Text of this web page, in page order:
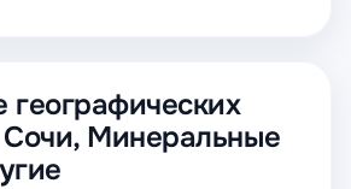
географических
Сочи, Минеральные